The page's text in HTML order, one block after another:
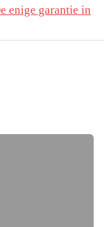
enige garantie in